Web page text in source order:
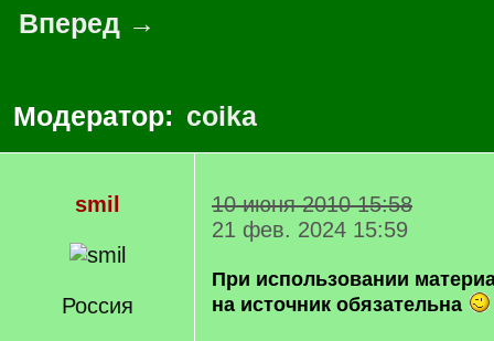
Вперед →
Модератор: coika
smil
Россия
10 июня 2010 15:58
21 фев. 2024 15:59
При использовании
на источник обязательна